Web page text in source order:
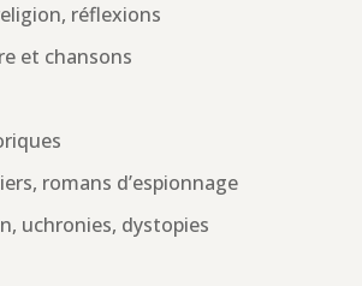
réflexions
et chansons
romans d’espionnage
uchronies, dystopies